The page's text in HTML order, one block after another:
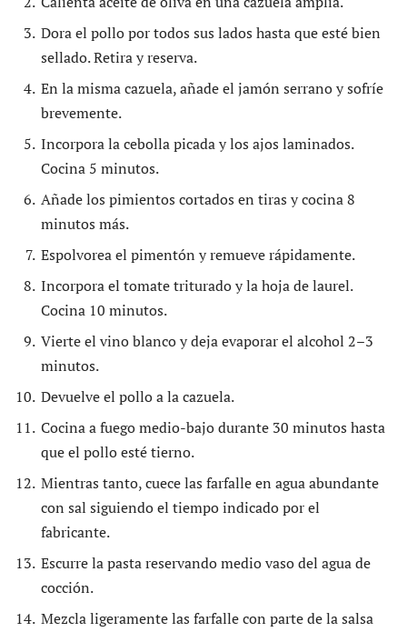
Dora el pollo por todos sus lados hasta que esté bien
sellado. Retira y reserva.
En la misma cazuela, añade el jamón serrano y sofríe
brevemente.
Incorpora la cebolla picada y los ajos laminados.
Cocina 5 minutos.
Añade los pimientos cortados en tiras y cocina 8
minutos más.
Espolvorea el pimentón y remueve rápidamente.
Incorpora el tomate triturado y la hoja de laurel.
Cocina 10 minutos.
Vierte el vino blanco y deja evaporar el alcohol 2–3
minutos.
Devuelve el pollo a la cazuela.
Cocina a fuego medio-bajo durante 30 minutos hasta
que el pollo esté tierno.
Mientras tanto, cuece las farfalle en agua abundante
con sal siguiendo el tiempo indicado por el
fabricante.
Escurre la pasta reservando medio vaso del agua de
cocción.
Mezcla ligeramente las farfalle con parte de la salsa